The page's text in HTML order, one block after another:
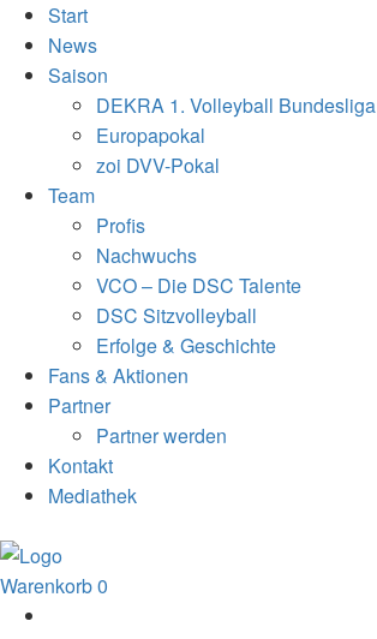
Start
News
Saison
DEKRA 1. Volleyball Bundesliga
Europapokal
zoi DVV-Pokal
Team
Profis
Nachwuchs
VCO – Die DSC Talente
DSC Sitzvolleyball
Erfolge & Geschichte
Fans & Aktionen
Partner
Partner werden
Kontakt
Mediathek
Warenkorb0